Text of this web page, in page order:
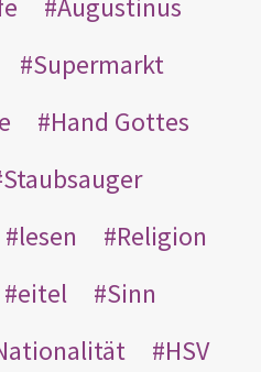
Augustinus
Supermarkt
Hand Gottes
Staubsauger
lesen
Religion
eitel
Sinn
HSV